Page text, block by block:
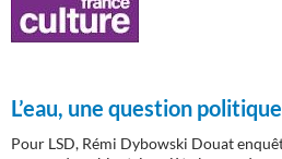
L’eau, une question politique
Pour LSD, Rémi Dybowski Douat